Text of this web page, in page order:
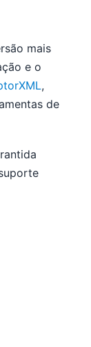
mais
e o
,
de